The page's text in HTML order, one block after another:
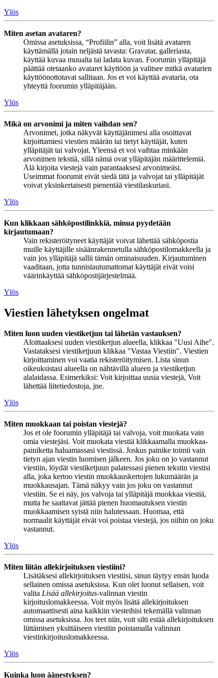
Ylös
Miten asetan avataren?
Omissa asetuksissa, “Profiilin” alla, voit lisätä avataren
käyttämällä jotain neljästä tavasta: Gravatar, galleriasta,
käyttää kuvaa muualta tai ladata kuvan. Foorumin ylläpitäjä
päättää otetaanko avataret käyttöön ja valitsee mitkä avatarien
käyttöönottotavat sallitaan. Jos et voi käyttää avataria, ota
yhteyttä foorumin ylläpitäjään.
Ylös
Mikä on arvonimi ja miten vaihdan sen?
Arvonimet, jotka näkyvät käyttäjänimesi alla osoittavat
kirjoittamiesi viestien määrän tai tietyt käyttäjät, kuten
ylläpitäjät tai valvojat. Yleensä et voi vaihtaa minkään
arvonimen tekstiä, sillä nämä ovat ylläpitäjän määrittelemiä.
Älä kirjoita viestejä vain parantaaksesi arvonimeäsi.
Useimmat foorumit eivät siedä tätä ja valvojat tai ylläpitäjät
voivat yksinkertaisesti pienentää viestilaskuriasi.
Ylös
Kun klikkaan sähköpostilinkkiä, minua pyydetään
kirjautumaan?
Vain rekisteröityneet käyttäjät voivat lähettää sähköpostia
muille käyttäjille sisäänrakennetulla sähköpostilomakkeella ja
vain jos ylläpitäjä sallii tämän ominaisuuden. Kirjautuminen
vaaditaan, jotta tunnistautumattomat käyttäjät eivät voisi
väärinkäyttää sähköpostijärjestelmää.
Ylös
Viestien lähetyksen ongelmat
Miten luon uuden viestiketjun tai lähetän vastauksen?
Aloittaaksesi uuden viestiketjun alueella, klikkaa "Uusi Aihe".
Vastataksesi viestiketjuun klikkaa "Vastaa Viestiin". Viestien
kirjoittaminen voi vaatia rekisteröitymisen. Lista sinun
oikeuksistasi alueella on nähtävillä alueen ja viestiketjun
alalaidassa. Esimerkiksi: Voit kirjoittaa uusia viestejä, Voit
lähettää liitetiedostoja, jne.
Ylös
Miten muokkaan tai poistan viestejä?
Jos et ole foorumin ylläpitäjä tai valvoja, voit muokata vain
omia viestejäsi. Voit muokata viestiä klikkaamalla muokkaa-
painiketta haluamassasi viestissä. Joskus painike toimii vain
tietyn ajan viestin luomisen jälkeen. Jos joku on jo vastannut
viestiin, löydät viestiketjuun palatessasi pienen tekstin viestisi
alla, joka kertoo viestin muokkauskertojen lukumäärän ja
muokkausajan. Tämä näkyy vain jos joku on vastannut
viestiin. Se ei näy, jos valvoja tai ylläpitäjä muokkaa viestiä,
mutta he saattavat jättää pienen huomautuksen viestin
muokkaamisen syistä niin halutessaan. Huomaa, että
normaalit käyttäjät eivät voi poistaa viestejä, jos niihin on joku
vastannut.
Ylös
Miten liitän allekirjoituksen viestiini?
Lisätäksesi allekirjoituksen viestiisi, sinun täytyy ensin luoda
sellainen omissa asetuksissa. Kun olet luonut sellaisen, voit
valita Lisää allekirjoitus-valinnan viestin
kirjoituslomakkeessa. Voit myös lisätä allekirjoituksen
automaattisesti aina kaikkiin viesteihisi tekemällä valinnan
omissa asetuksissa. Jos teet niin, voit silti estää allekirjoituksen
liittämisen yksittäiseen viestiin poistamalla valinnan
viestinkirjoituslomakkeessa.
Ylös
Kuinka luon äänestyksen?